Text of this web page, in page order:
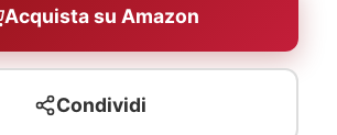
Acquista su Amazon
Condividi